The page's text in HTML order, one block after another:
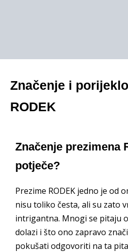
Značenje i
RODEK
Značenje prezimena
potječe?
Prezime RODEK jedno je od
nisu toliko česta, ali su zato
intrigantna. Mnogi se pitaju
dolazi i što ono zapravo
pokušati odgovoriti na ta